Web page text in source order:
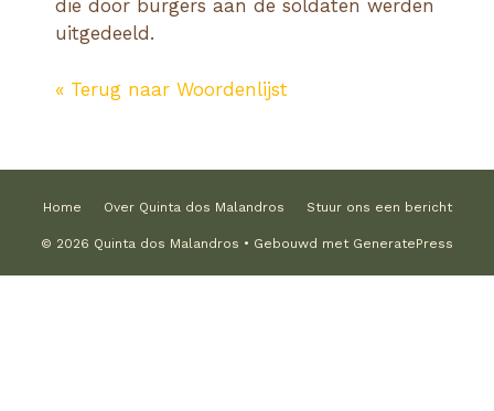
die door burgers aan de soldaten werden
uitgedeeld.
« Terug naar Woordenlijst
Home Over Quinta dos Malandros Stuur ons een bericht
© 2026 Quinta dos Malandros • Gebouwd met GeneratePress